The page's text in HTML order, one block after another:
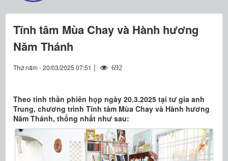
QUÁN VĂN
THƯ GIÃN
Tĩnh tâm Mùa Chay và Hành hương
Năm Thánh
Thứ năm - 20/03/2025 07:51 | 692
Theo tinh thần phiên họp ngày 20.3.2025 tại tư gia anh
Trung, chương trình Tĩnh tâm Mùa Chay và Hành hương
Năm Thánh, thống nhất như sau: